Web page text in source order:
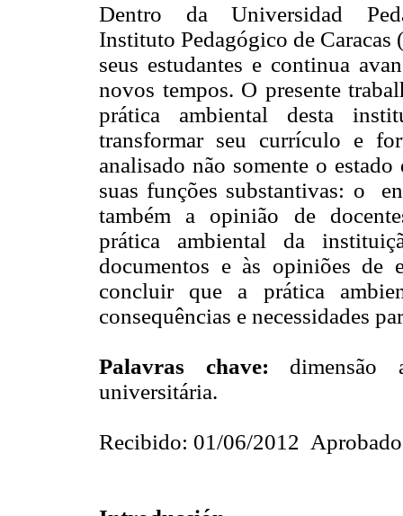
Dentro da Universidad
Instituto Pedagógico de
seus estudantes e continua
novos tempos. O presente
prática ambiental desta
transformar seu currículo e
analisado não somente o
suas funções substantivas:
também a opinião de
prática ambiental da
documentos e às opiniões de
concluir que a prática
consequências e necessidades
Palavras chave: dimensão
universitária.
Recibido: 01/06/2012